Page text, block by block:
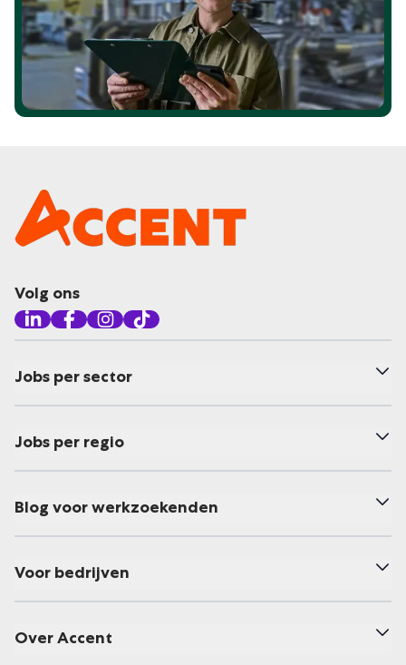
Volg ons
Jobs per sector
Jobs per regio
Blog voor werkzoekenden
Voor bedrijven
Over Accent